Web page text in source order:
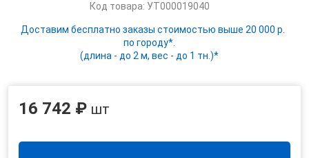
Код товара: УТ000019040
Доставим бесплатно заказы стоимостью выше 20 000 р.
по городу*.
(длина - до 2 м, вес - до 1 тн.)*
16 742 ₽ шт